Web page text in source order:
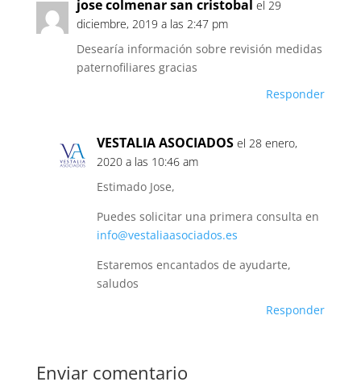
jose colmenar san cristobal el 29
diciembre, 2019 a las 2:47 pm
Desearía información sobre revisión medidas
paternofiliares gracias
Responder
VESTALIA ASOCIADOS el 28 enero,
2020 a las 10:46 am
Estimado Jose,
Puedes solicitar una primera consulta en
info@vestaliaasociados.es
Estaremos encantados de ayudarte,
saludos
Responder
Enviar comentario